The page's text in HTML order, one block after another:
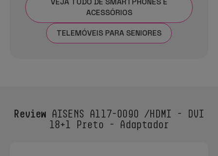
ACESSÓRIOS
TELEMÓVEIS PARA SENIORES
Review AISENS A117-0090 /HDMI - DVI
18+1 Preto - Adaptador